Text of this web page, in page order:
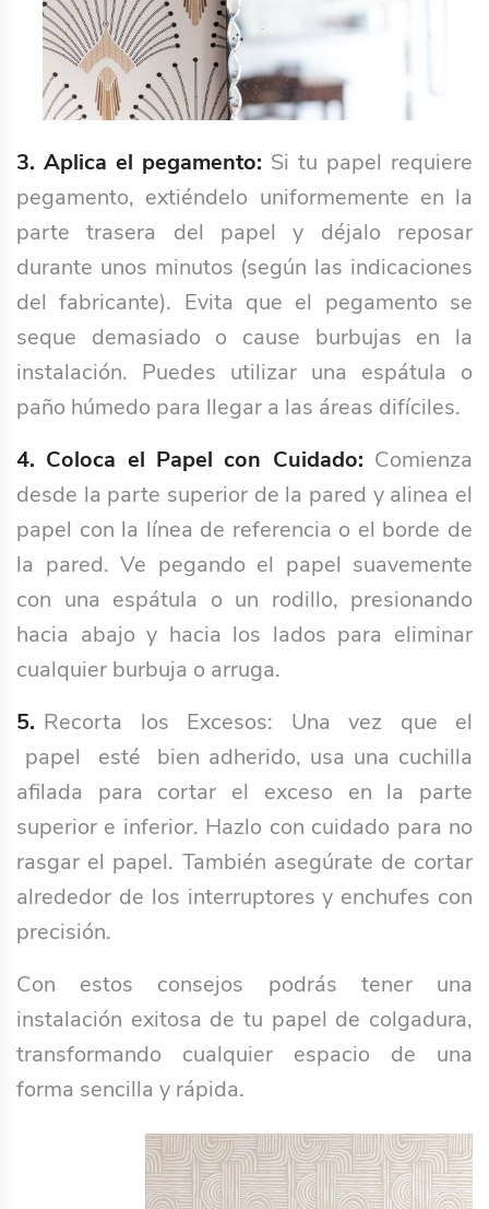
3. Aplica el pegamento: Si tu papel requiere
pegamento, extiéndelo uniformemente en la
parte trasera del papel y déjalo reposar
durante unos minutos (según las indicaciones
del fabricante). Evita que el pegamento se
seque demasiado o cause burbujas en la
instalación. Puedes utilizar una espátula o
paño húmedo para llegar a las áreas difíciles.
4. Coloca el Papel con Cuidado: Comienza
desde la parte superior de la pared y alinea el
papel con la línea de referencia o el borde de
la pared. Ve pegando el papel suavemente
con una espátula o un rodillo, presionando
hacia abajo y hacia los lados para eliminar
cualquier burbuja o arruga.
5. Recorta los Excesos: Una vez que el
papel esté bien adherido, usa una cuchilla
afilada para cortar el exceso en la parte
superior e inferior. Hazlo con cuidado para no
rasgar el papel. También asegúrate de cortar
alrededor de los interruptores y enchufes con
precisión.
Con estos consejos podrás tener una
instalación exitosa de tu papel de colgadura,
transformando cualquier espacio de una
forma sencilla y rápida.